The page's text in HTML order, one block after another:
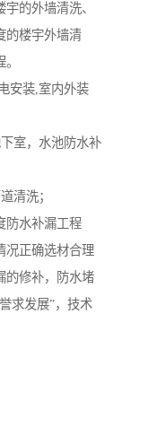
的外墙清洗、
的楼宇外墙清
安装,室内外装
室，水池防水补
清洗；
防水补漏工程
况正确选材合理
的修补，防水堵
求发展”，技术